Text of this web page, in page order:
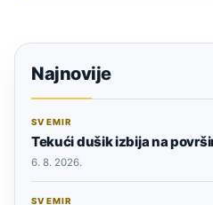
Najnovije
SVEMIR
Tekući dušik izbija na
6. 8. 2026.
SVEMIR